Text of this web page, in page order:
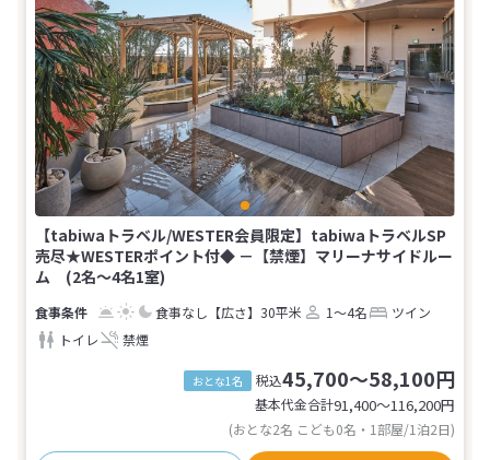
【tabiwaトラベル/WESTER会員限定】tabiwaトラベルSP
売尽★WESTERポイント付◆ －【禁煙】マリーナサイドルー
ム (2名～4名1室)
食事なし 【広さ】30平米 1～4名
ツイン
トイレ
禁煙
おとな1名 税込45,700～58,100円
基本代金合計91,400〜116,200円
(おとな2名 こども0名・1部屋/1泊2日)